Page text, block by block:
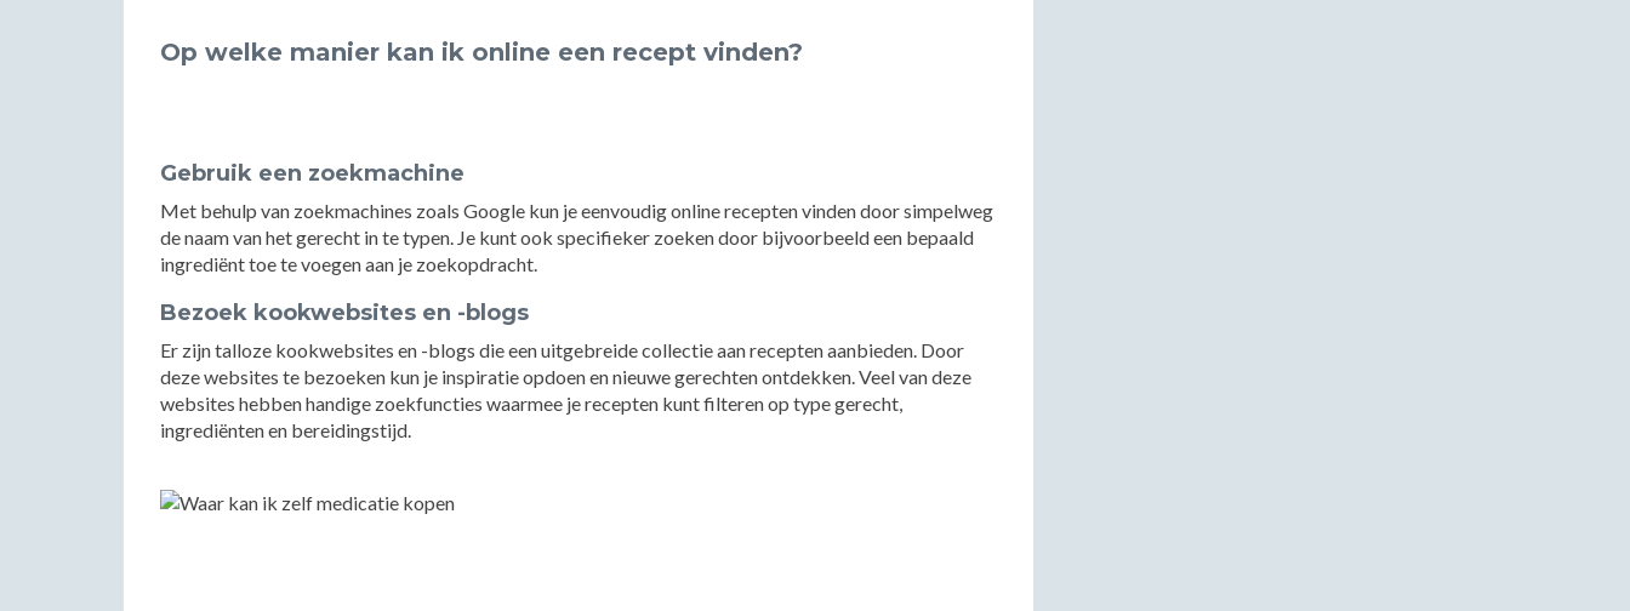
Op welke manier kan ik online een recept vinden?
Gebruik een zoekmachine
Met behulp van zoekmachines zoals Google kun je eenvoudig online recepten vinden door simpelweg
de naam van het gerecht in te typen. Je kunt ook specifieker zoeken door bijvoorbeeld een bepaald
ingrediënt toe te voegen aan je zoekopdracht.
Bezoek kookwebsites en -blogs
Er zijn talloze kookwebsites en -blogs die een uitgebreide collectie aan recepten aanbieden. Door
deze websites te bezoeken kun je inspiratie opdoen en nieuwe gerechten ontdekken. Veel van deze
websites hebben handige zoekfuncties waarmee je recepten kunt filteren op type gerecht,
ingrediënten en bereidingstijd.